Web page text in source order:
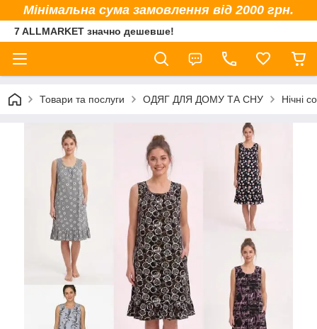
Мінімальна сума замовлення від 2000 грн.
7 ALLMARKET значно дешевше!
Товари та послуги ОДЯГ ДЛЯ ДОМУ ТА СНУ Нічні